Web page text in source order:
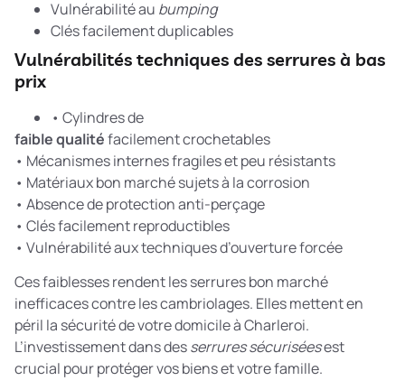
Vulnérabilité au bumping
Clés facilement duplicables
Vulnérabilités techniques des serrures à bas
prix
• Cylindres de
faible qualitéfacilement crochetables
• Mécanismes internes fragiles et peu résistants
• Matériaux bon marché sujets à la corrosion
• Absence de protection anti-perçage
• Clés facilement reproductibles
• Vulnérabilité aux techniques d’ouverture forcée
Ces faiblesses rendent les serrures bon marché
inefficaces contre les cambriolages. Elles mettent en
péril la sécurité de votre domicile à Charleroi.
L’investissement dans desserrures sécuriséesest
crucial pour protéger vos biens et votre famille.